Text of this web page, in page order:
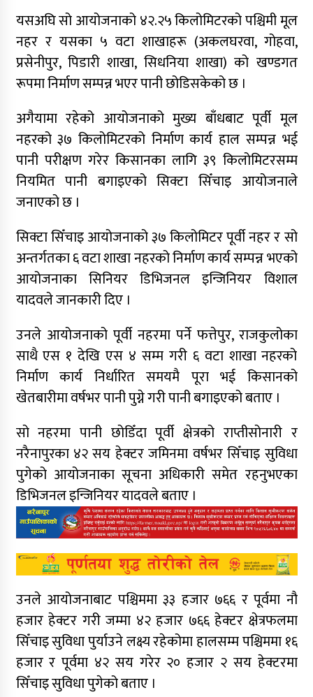
यसअघि सो आयोजनाको ४२.२५ किलोमिटरको पश्चिमी मूल
नहर र यसका ५ वटा शाखाहरू (अकलघरवा, गोहवा,
प्रसेनीपुर, पिडारी शाखा, सिधनिया शाखा) को खण्डगत
रूपमा निर्माण सम्पन्न भएर पानी छोडिसकेको छ ।
अगैयामा रहेको आयोजनाको मुख्य बाँधबाट पूर्वी मूल
नहरको ३७ किलोमिटरको निर्माण कार्य हाल सम्पन्न भई
पानी परीक्षण गरेर किसानका लागि ३९ किलोमिटरसम्म
नियमित पानी बगाइएको सिक्टा सिँचाइ आयोजनाले
जनाएको छ ।
सिक्टा सिँचाइ आयोजनाको ३७ किलोमिटर पूर्वी नहर र सो
अन्तर्गतका ६ वटा शाखा नहरको निर्माण कार्य सम्पन्न भएको
आयोजनाका सिनियर डिभिजनल इन्जिनियर विशाल
यादवले जानकारी दिए ।
उनले आयोजनाको पूर्वी नहरमा पर्ने फत्तेपुर, राजकुलोका
साथै एस १ देखि एस ४ सम्म गरी ६ वटा शाखा नहरको
निर्माण कार्य निर्धारित समयमै पूरा भई किसानको
खेतबारीमा वर्षभर पानी पुग्ने गरी पानी बगाइएको बताए ।
सो नहरमा पानी छोडिँदा पूर्वी क्षेत्रको राप्तीसोनारी र
नरैनापुरका ४२ सय हेक्टर जमिनमा वर्षभर सिँचाइ सुविधा
पुगेको आयोजनाका सूचना अधिकारी समेत रहनुभएका
डिभिजनल इन्जिनियर यादवले बताए ।
उनले आयोजनाबाट पश्चिममा ३३ हजार ७६६ र पूर्वमा नौ
हजार हेक्टर गरी जम्मा ४२ हजार ७६६ हेक्टर क्षेत्रफलमा
सिँचाइ सुविधा पुर्याउने लक्ष्य रहेकोमा हालसम्म पश्चिममा १६
हजार र पूर्वमा ४२ सय गरेर २० हजार २ सय हेक्टरमा
सिँचाइ सुविधा पुगेको बताए ।